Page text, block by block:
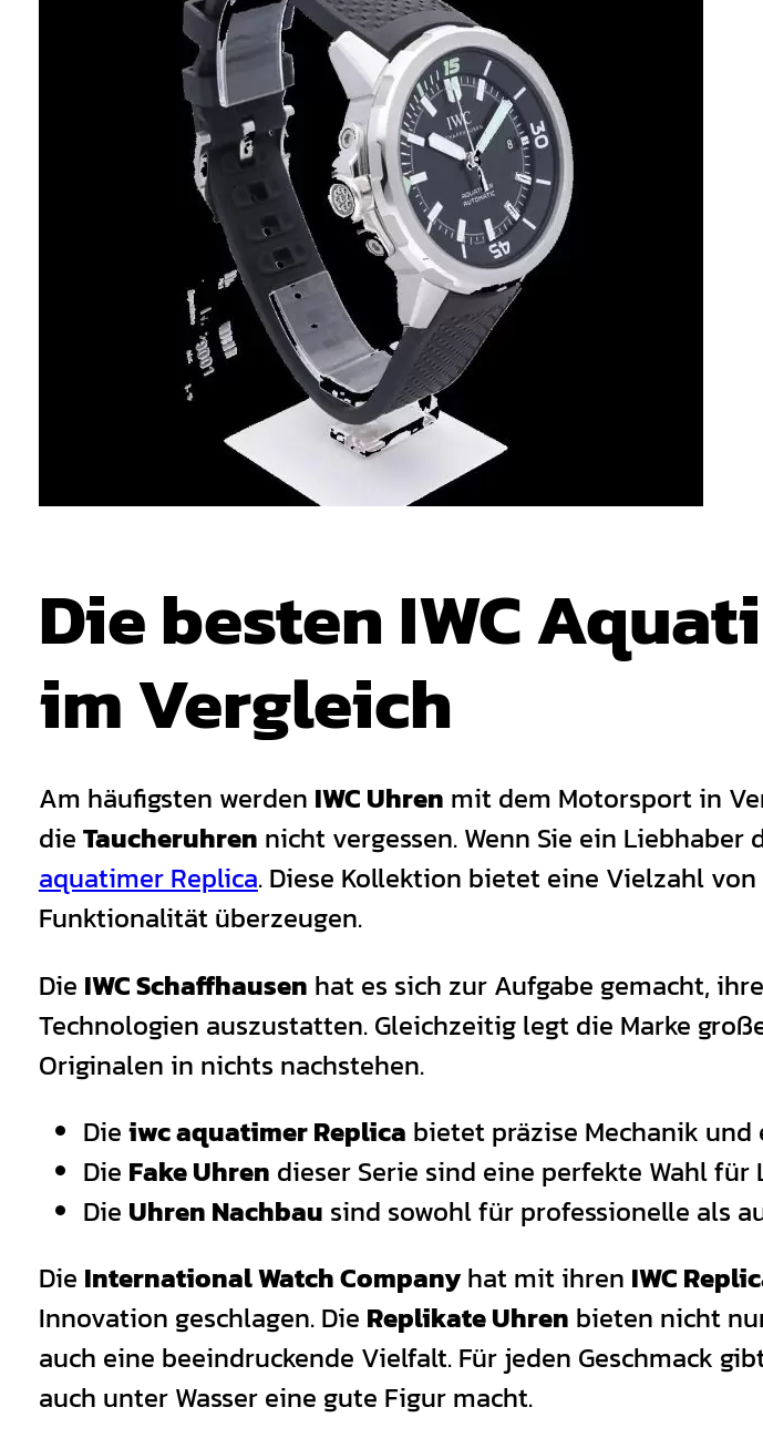
Die besten IWC
im Vergleich
Am häufigsten werden IWC Uhren mit dem Motorsport in
dieTaucheruhren nicht vergessen. Wenn Sie ein
aquatimer Replica. Diese Kollektion bietet eine Vielzahl von
Funktionalität überzeugen.
Die IWC Schaffhausen hat es sich zur Aufgabe gemacht, ihre
Technologien auszustatten. Gleichzeitig legt die Marke
Originalen in nichts nachstehen.
Dieiwc aquatimer Replica bietet präzise Mechanik und
Die Fake Uhren dieser Serie sind eine perfekte Wahl
Die Uhren Nachbau sind sowohl für professionelle als
Die International Watch Companyhat mit ihren IWC
Innovation geschlagen. Die Replikate Uhren bieten nicht
auch eine beeindruckende Vielfalt. Für jeden Geschmack
auch unter Wasser eine gute Figur macht.